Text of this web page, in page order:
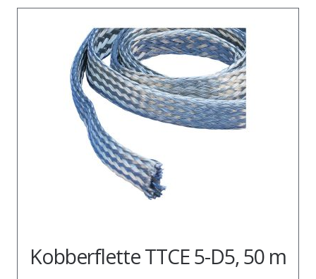
Kobberflette TTCE 5-D5, 50 m